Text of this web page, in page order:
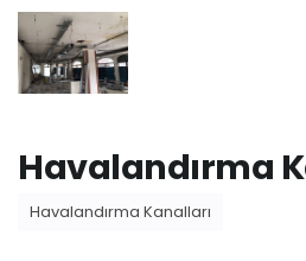
Havalandırma
Havalandırma Kanalları